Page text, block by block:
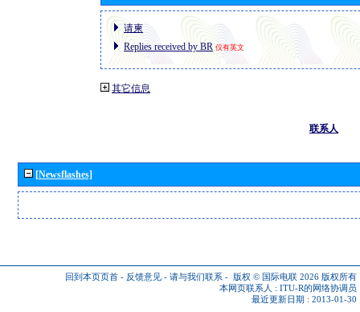
请柬
Replies received by BR 仅有英文
其它信息
联系人
[Newsflashes]
回到本页页首 - 反馈意见 - 请与我们联系 - 版权 © 国际电联 2026 版权所有
本网页联系人 : ITU-R的网络协调员
最近更新日期 : 2013-01-30